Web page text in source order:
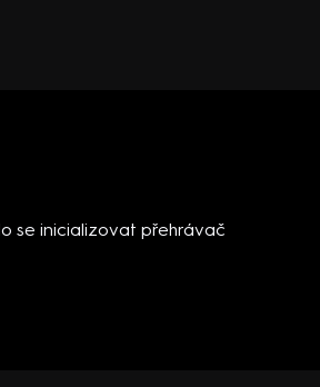
se inicializovat přehrávač